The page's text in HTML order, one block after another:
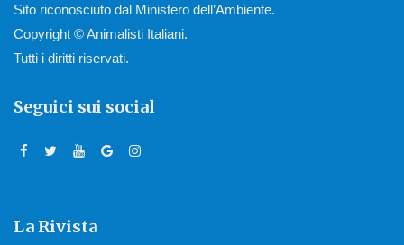
Sito riconosciuto dal Ministero dell’Ambiente.
Copyright © Animalisti Italiani.
Tutti i diritti riservati.
Seguici sui social
La Rivista